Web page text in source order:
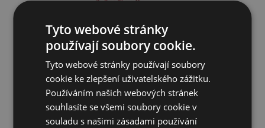
Monoblokový tlumič pro 200 L bezolej. vývěvu
Tyto webové stránky
používají soubory cookie.
Tyto webové stránky používají soubory
cookie ke zlepšení uživatelského zážitku.
Používáním našich webových stránek
souhlasíte se všemi soubory cookie v
souladu s našimi zásadami používání